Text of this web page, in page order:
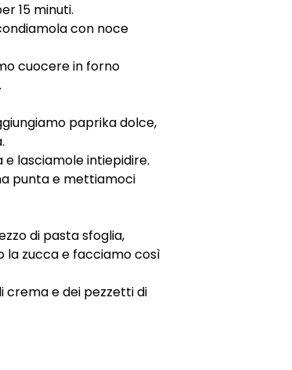
15 minuti.
con noce
cuocere in forno
paprika dolce,
lasciamole intiepidire.
punta e mettiamoci
di pasta sfoglia,
la zucca e facciamo così
crema e dei pezzetti di